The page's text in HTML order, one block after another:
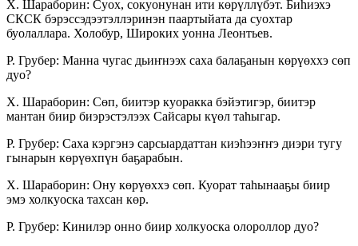
Х. Шараборин: Суох, сокуонунан ити көрүл­лү­бэт. Биһиэхэ
СКСК бэрэссэдээтэллэринэн паарты­йа­та да суохтар
буолаллара. Холобур, Широких уонна Леонтьев.
Р. Грубер: Манна чугас дьиҥнээх саха балаҕанын көрүөххэ сөп
дуо?
Х. Шараборин: Сөп, биитэр куоракка бэйэтигэр, биитэр
мантан биир биэрэстэлээх Сайсары күөл таһыгар.
Р. Грубер: Саха кэргэнэ сарсыардаттан киэһээҥ­ҥэ диэри тугу
гынарын көрүөхпүн баҕарабын.
Х. Шараборин: Ону көрүөххэ сөп. Куорат таһынааҕы биир
эмэ холкуоска тахсан көр.
Р. Грубер: Кинилэр онно биир холкуоска олороллор дуо?